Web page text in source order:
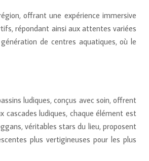
offrant une expérience immersive
répondant ainsi aux attentes variées
de centres aquatiques, où le
ludiques, conçus avec soin, offrent
ludiques, chaque élément est
véritables stars du lieu, proposent
plus vertigineuses pour les plus